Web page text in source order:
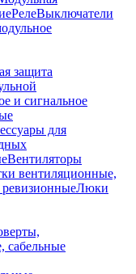
РелеВыключатели
защита
и сигнальное
для
Вентиляторы
вентиляционные,
Люки
сабельные